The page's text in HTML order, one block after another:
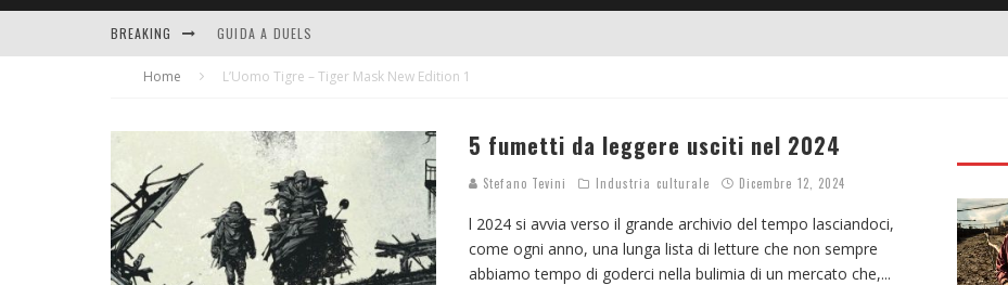
BREAKING GUIDA A DUELS
CONTRIBUTORS
Home L’Uomo Tigre – Tiger Mask New Edition 1
5 fumetti da leggere usciti nel 2024
Stefano Tevini Industria culturale Dicembre 12, 2024
l 2024 si avvia verso il grande archivio del tempo lasciandoci,
come ogni anno, una lunga lista di letture che non sempre
abbiamo tempo di goderci nella bulimia di un mercato che,...